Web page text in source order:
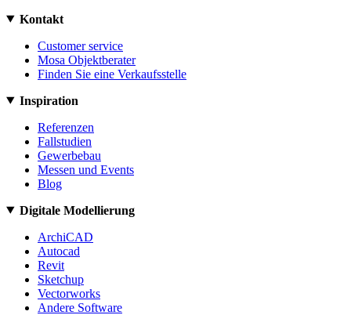
Kontakt
Customer service
Mosa Objektberater
Finden Sie eine Verkaufsstelle
Inspiration
Referenzen
Fallstudien
Gewerbebau
Messen und Events
Blog
Digitale Modellierung
ArchiCAD
Autocad
Revit
Sketchup
Vectorworks
Andere Software